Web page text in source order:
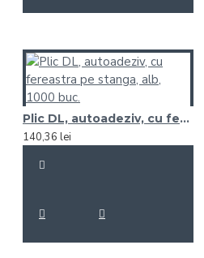
Plic DL, autoadeziv, cu fereastra pe stanga, alb, 1000 buc.
140,36 lei